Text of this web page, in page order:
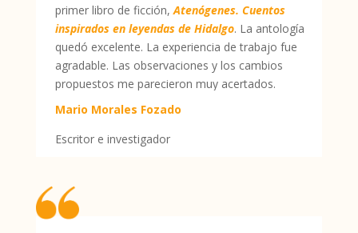
primer libro de ficción,Atenógenes. Cuentos
inspirados en leyendas de Hidalgo. La antología
quedó excelente. La experiencia de trabajo fue
agradable. Las observaciones y los cambios
propuestos me parecieron muy acertados.
Mario Morales Fozado
Escritor e investigador